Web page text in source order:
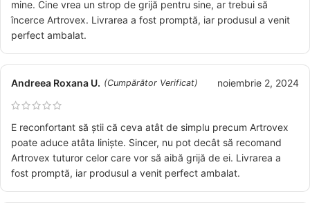
mine. Cine vrea un strop de grijă pentru sine, ar trebui să
încerce Artrovex. Livrarea a fost promptă, iar produsul a venit
perfect ambalat.
Andreea Roxana U. (Cumpărător Verificat) noiembrie 2, 2024
E reconfortant să știi că ceva atât de simplu precum Artrovex
poate aduce atâta liniște. Sincer, nu pot decât să recomand
Artrovex tuturor celor care vor să aibă grijă de ei. Livrarea a
fost promptă, iar produsul a venit perfect ambalat.